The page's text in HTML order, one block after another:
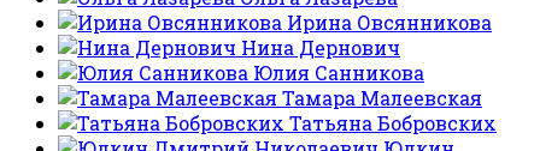
Ирина Овсянникова
Нина Дернович
Юлия Санникова
Тамара Малеевская
Татьяна Бобровских